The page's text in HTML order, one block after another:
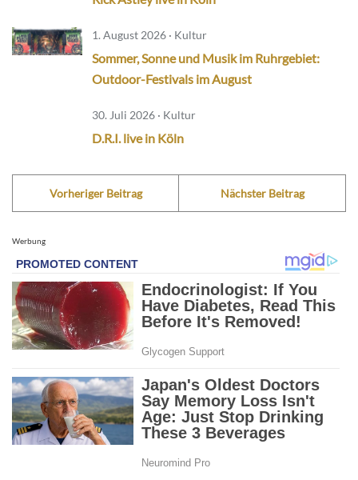
1. August 2026 · Kultur
Sommer, Sonne und Musik im Ruhrgebiet:
Outdoor-Festivals im August
30. Juli 2026 · Kultur
D.R.I. live in Köln
Vorheriger Beitrag Nächster Beitrag
Werbung